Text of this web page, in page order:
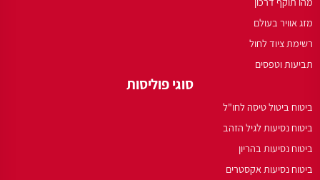
מזג אוויר בעולם
רשימת ציוד לחול
תביעות וטפסים
סוגי פוליסות
ביטוח ביטול טיסה לחו"ל
ביטוח נסיעות לגיל הזהב
ביטוח נסיעות בהריון
ביטוח נסיעות אקסטרים